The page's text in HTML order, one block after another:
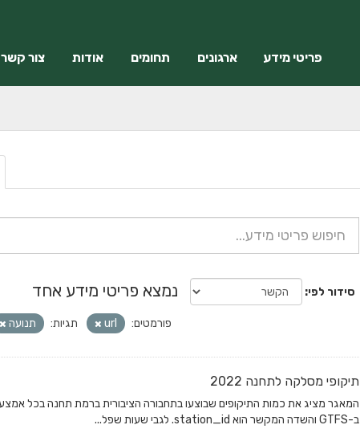
פריטי מידע ארגונים תחומים אודות צור קשר
סידור לפי נמצא פריטי מידע אחד
פורמטים: url תגיות: תנועה
תיקופי מסלקה לתחנה 2022
ב-GTFS והשדה המקשר הוא station_id. לגבי שעות שפל...